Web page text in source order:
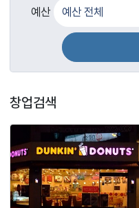
예산
창업검색